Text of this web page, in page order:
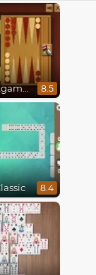
Classic Backgammon 8.5
8.4